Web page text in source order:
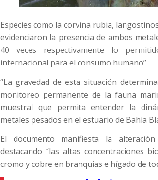
Especies como la corvina rubia,
evidenciaron la presencia de ambos
40 veces respectivamente lo
internacional para el consumo humano”.
“La gravedad de esta situación
monitoreo permanente de la fauna
muestral que permita entender la
metales pesados en el estuario de Bahía
El documento manifiesta la
destacando “las altas concentraciones
cromo y cobre en branquias e hígado de